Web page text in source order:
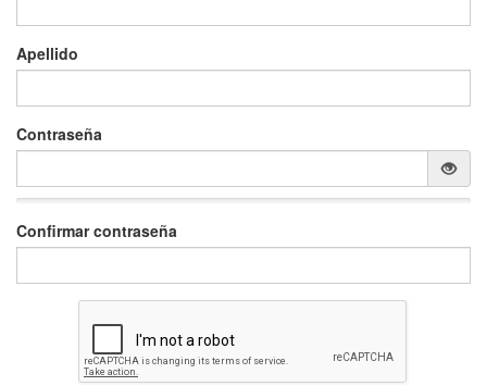
Apellido
Contraseña
Confirmar contraseña